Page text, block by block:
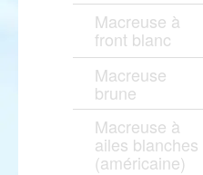
Macreuse à
front blanc
Macreuse
brune
Macreuse à
ailes blanches
(américaine)